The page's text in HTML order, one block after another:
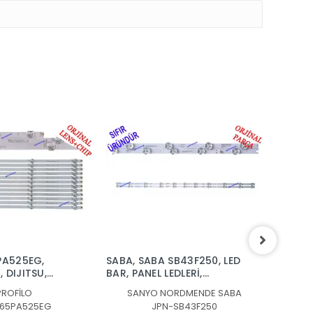
DIJITSU,
SABA, SABA SB43F250, LED
BAR, PANEL LEDLERİ,
M_V01, SJ.CX.D4301101-
SANYO NORDMENDE SABA
JPN-SB43F250